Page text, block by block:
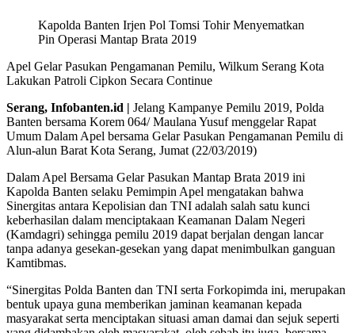
Kapolda Banten Irjen Pol Tomsi Tohir Menyematkan
Pin Operasi Mantap Brata 2019
Apel Gelar Pasukan Pengamanan Pemilu, Wilkum Serang Kota
Lakukan Patroli Cipkon Secara Continue
Serang, Infobanten.id | Jelang Kampanye Pemilu 2019, Polda
Banten bersama Korem 064/ Maulana Yusuf menggelar Rapat
Umum Dalam Apel bersama Gelar Pasukan Pengamanan Pemilu di
Alun-alun Barat Kota Serang, Jumat (22/03/2019)
Dalam Apel Bersama Gelar Pasukan Mantap Brata 2019 ini
Kapolda Banten selaku Pemimpin Apel mengatakan bahwa
Sinergitas antara Kepolisian dan TNI adalah salah satu kunci
keberhasilan dalam menciptakaan Keamanan Dalam Negeri
(Kamdagri) sehingga pemilu 2019 dapat berjalan dengan lancar
tanpa adanya gesekan-gesekan yang dapat menimbulkan ganguan
Kamtibmas.
“Sinergitas Polda Banten dan TNI serta Forkopimda ini, merupakan
bentuk upaya guna memberikan jaminan keamanan kepada
masyarakat serta menciptakan situasi aman damai dan sejuk seperti